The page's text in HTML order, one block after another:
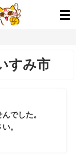
すみ市
でした。
。